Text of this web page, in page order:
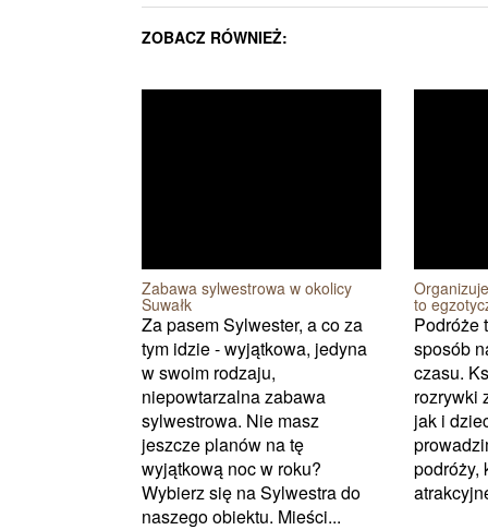
ZOBACZ RÓWNIEŻ:
Zabawa sylwestrowa w okolicy
Suwałk
Za pasem Sylwester, a co za
tym idzie - wyjątkowa, jedyna
w swoim rodzaju,
niepowtarzalna zabawa
sylwestrowa. Nie masz
jeszcze planów na tę
wyjątkową noc w roku?
Wybierz się na Sylwestra do
naszego obiektu. Mieści...
to
Podróże
sposób
czasu.
rozrywki
jak i
podróży,